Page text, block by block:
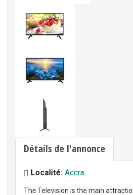
Détails de l'annonce
Localité: Accra
The Television is the main